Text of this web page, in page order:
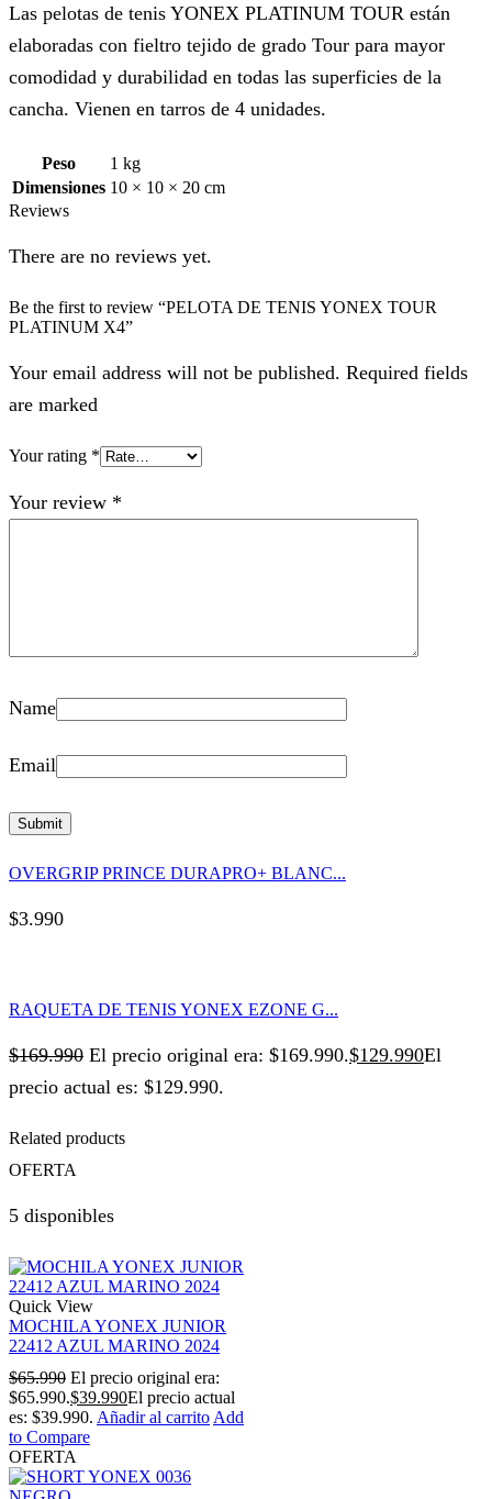
Las pelotas de tenis YONEX PLATINUM TOUR están
elaboradas con fieltro tejido de grado Tour para mayor
comodidad y durabilidad en todas las superficies de la
cancha. Vienen en tarros de 4 unidades.
Peso
1 kg
Dimensiones 10 × 10 × 20 cm
Reviews
There are no reviews yet.
Be the first to review “PELOTA DE TENIS YONEX TOUR
PLATINUM X4”
Your email address will not be published. Required fields
are marked
Your rating *
Your review *
Name
Email
OVERGRIP PRINCE DURAPRO+ BLANC...
$3.990
RAQUETA DE TENIS YONEX EZONE G...
$169.990 El precio original era: $169.990.$129.990El
precio actual es: $129.990.
Related products
OFERTA
5 disponibles
Quick View
MOCHILA YONEX JUNIOR
22412 AZUL MARINO 2024
$65.990 El precio original era:
$65.990.$39.990El precio actual
es: $39.990. Añadir al carrito Add
to Compare
OFERTA